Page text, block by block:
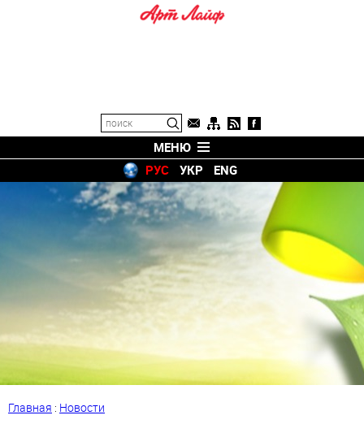
МЕНЮ
РУС
УКР ENG
Главная : Новости